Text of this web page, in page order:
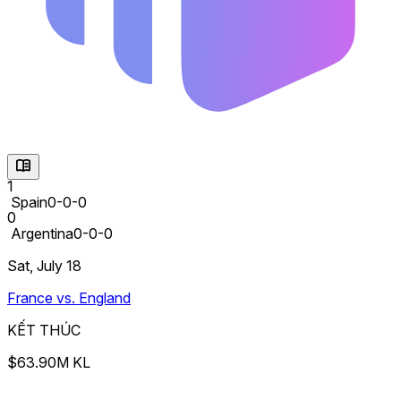
1
Spain0-0-0
0
Argentina0-0-0
Sat, July 18
France vs. England
KẾT THÚC
$63.90M KL